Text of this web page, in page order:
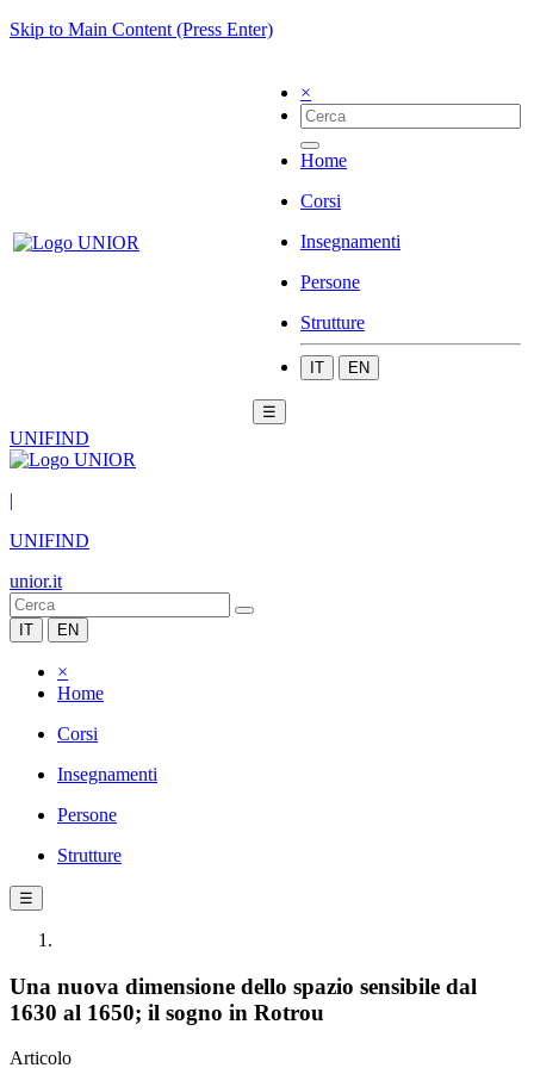
Skip to Main Content (Press Enter)
×
Home
Corsi
Insegnamenti
Persone
Strutture
IT EN
☰
UNIFIND
|
UNIFIND
unior.it
IT EN
×
Home
Corsi
Insegnamenti
Persone
Strutture
☰
Una nuova dimensione dello spazio sensibile dal
1630 al 1650; il sogno in Rotrou
Articolo